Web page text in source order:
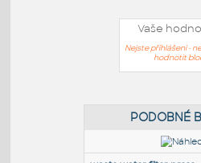
Vaše
Nejste přihlášeni -
hodnotit